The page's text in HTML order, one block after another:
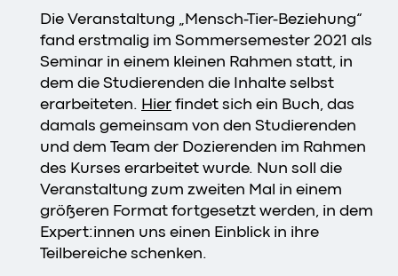
Die Veranstaltung „Mensch-Tier-Beziehung“
fand erstmalig im Sommersemester 2021 als
Seminar in einem kleinen Rahmen statt, in
dem die Studierenden die Inhalte selbst
erarbeiteten. Hier findet sich ein Buch, das
damals gemeinsam von den Studierenden
und dem Team der Dozierenden im Rahmen
des Kurses erarbeitet wurde. Nun soll die
Veranstaltung zum zweiten Mal in einem
größeren Format fortgesetzt werden, in dem
Expert:innen uns einen Einblick in ihre
Teilbereiche schenken.